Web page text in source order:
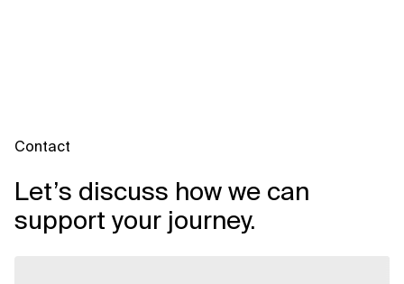
Contact
Let’s discuss how we can
support your journey.